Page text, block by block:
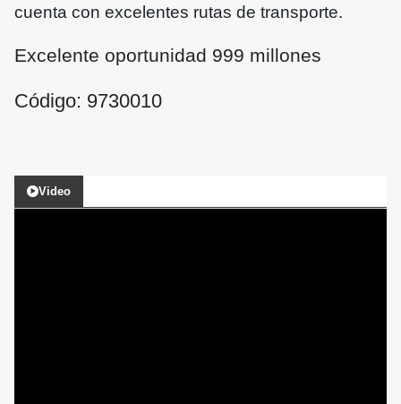
cuenta con excelentes rutas de transporte.
Excelente oportunidad 999 millones
Código: 9730010
Video